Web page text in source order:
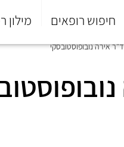
חיפוש רופאים מילון
ד"ר אירה נובופוסטובסקי